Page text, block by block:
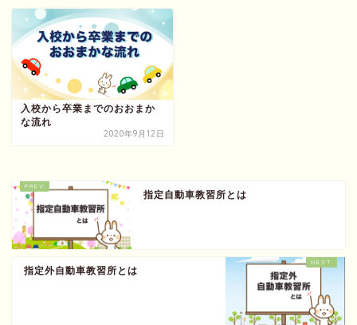
入校から卒業までのおおまか
な流れ
2020年9月12日
指定自動車教習所とは
指定外自動車教習所とは